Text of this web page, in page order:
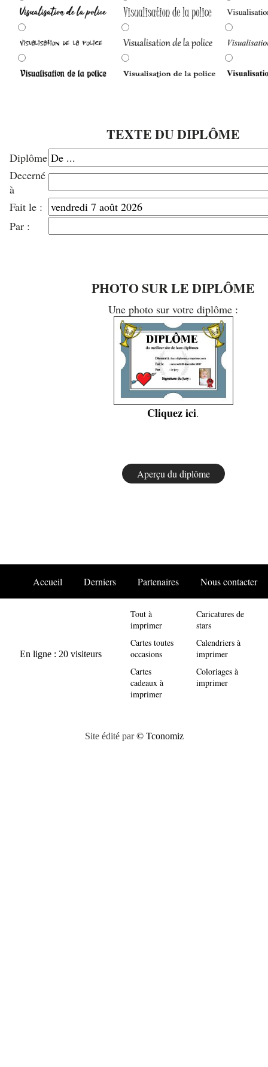
TEXTE DU DIPLÔME
Diplôme
Decerné
à
Fait le :
Par :
PHOTO SUR LE DIPLÔME
Une photo sur votre diplôme :
Cliquez ici.
Accueil Derniers Partenaires Nous contacter
Tout à
imprimer
Cartes toutes
occasions
Cartes
cadeaux à
imprimer
Caricatures de
stars
Calendriers à
imprimer
Coloriages à
imprimer
Site édité par© Tconomiz